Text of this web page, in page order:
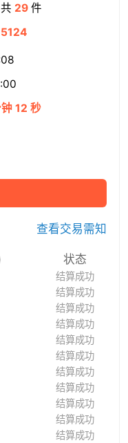
共 29件
5124
11 秒
查看交易需知
状态
结算成功
结算成功
结算成功
结算成功
结算成功
结算成功
结算成功
结算成功
结算成功
结算成功
结算成功